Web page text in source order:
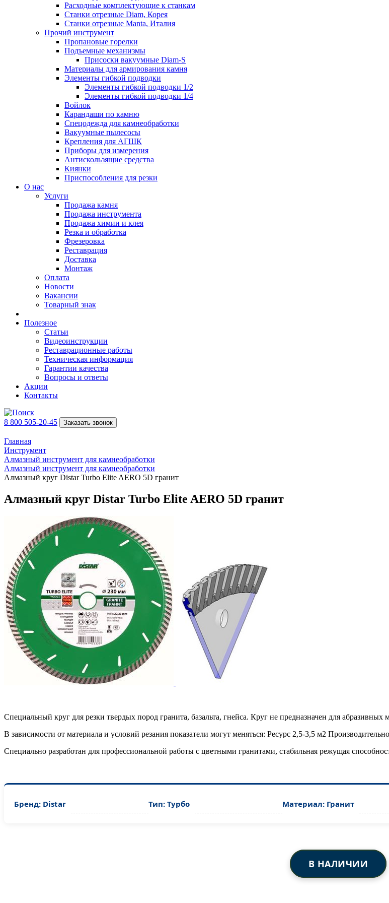
Расходные комплектующие к станкам
Станки отрезные Diam, Корея
Станки отрезные Manta, Италия
Прочий инструмент
Пропановые горелки
Подъeмные механизмы
Присоски вакуумные Diam-S
Материалы для армирования камня
Элементы гибкой подводки
Элементы гибкой подводки 1/2
Элементы гибкой подводки 1/4
Войлок
Карандаши по камню
Спецодежда для камнеобработки
Вакуумные пылесосы
Крепления для АГШК
Приборы для измерения
Антискользящие средства
Киянки
Приспособления для резки
О нас
Услуги
Продажа камня
Продажа инструмента
Продажа химии и клея
Резка и обработка
Фрезеровка
Реставрация
Доставка
Монтаж
Оплата
Новости
Вакансии
Товарный знак
Полезное
Статьи
Видеоинструкции
Реставрационные работы
Техническая информация
Гарантии качества
Вопросы и ответы
Акции
Контакты
8 800 505-20-45 Заказать звонок
Главная
Инструмент
Алмазный инструмент для камнеобработки
Алмазный инструмент для камнеобработки
Алмазный круг Distar Turbo Elite AERO 5D гранит
Алмазный круг Distar Turbo Elite AERO 5D гранит
Специальный круг для резки твердых пород гранита, базальта, гнейса. Круг не предназначен для абразивных
В зависимости от материала и условий резания показатели могут меняться: Ресурс 2,5-3,5 м2
Специально разработан для профессиональной работы с цветными гранитами, стабильная режущая
Бренд: Distar Тип: Турбо Материал: Гранит
В НАЛИЧИИ